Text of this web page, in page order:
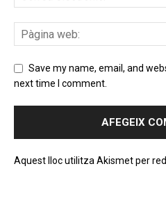
Save my name, email, and
next time I comment.
Aquest lloc utilitza Akismet per